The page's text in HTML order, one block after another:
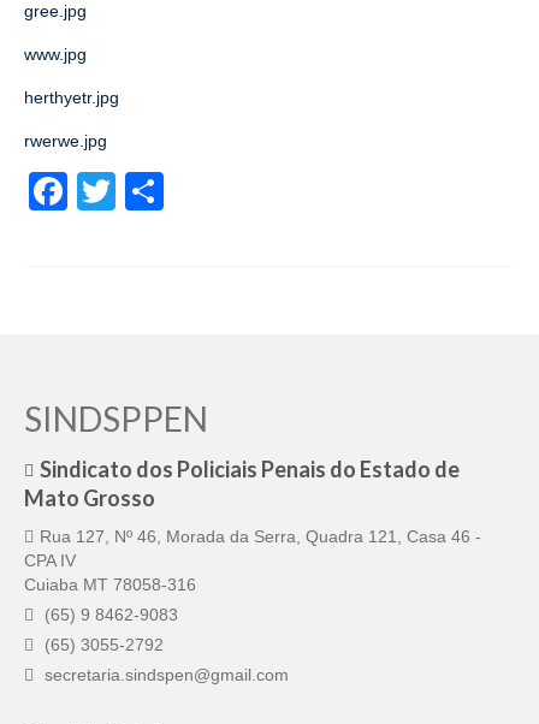
gree.jpg
www.jpg
herthyetr.jpg
rwerwe.jpg
Facebook
Twitter
SINDSPPEN
Sindicato dos Policiais Penais do Estado de
Mato Grosso
Rua 127, Nº 46, Morada da Serra, Quadra 121, Casa 46 -
CPA IV
Cuiaba MT 78058-316
(65) 9 8462-9083
(65) 3055-2792
secretaria.sindspen@gmail.com